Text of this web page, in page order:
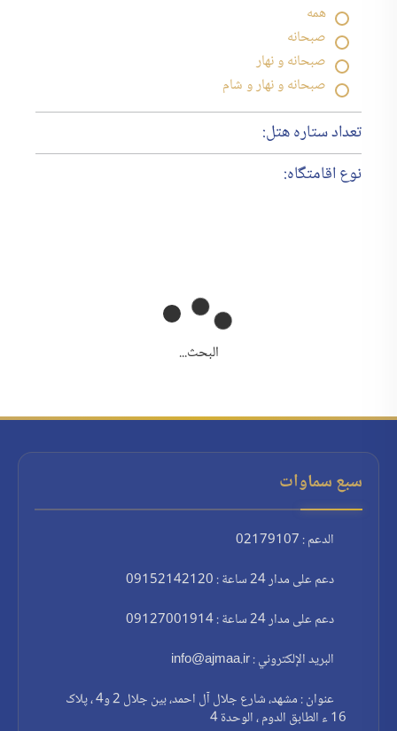
همه
صبحانه
صبحانه و نهار
صبحانه و نهار و شام
تعداد ستاره هتل:
نوع اقامتگاه:
البحث...
سبع سماوات
الدعم : 02179107
دعم على مدار 24 ساعة : 09152142120
دعم على مدار 24 ساعة : 09127001914
البريد الإلكتروني : info@ajmaa.ir
عنوان : مشهد، شارع جلال آل احمد، بين جلال 2 و4 ، پلاک
16 ء الطابق الدوم ، الوحدة 4